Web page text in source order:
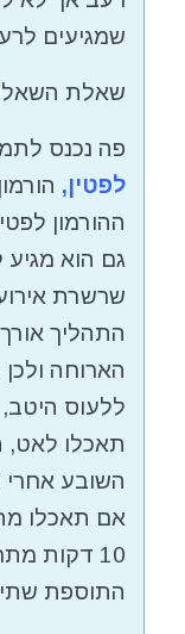
שמגיעים
שאלת
פה נכנס
לפטין,
ההורמון
גם הוא
שרשרת
הארוחה
ללעוס
תאכלו לאט,
השובע אחרי 20 דקות.
אם תאכלו
10 דקות
התוספת